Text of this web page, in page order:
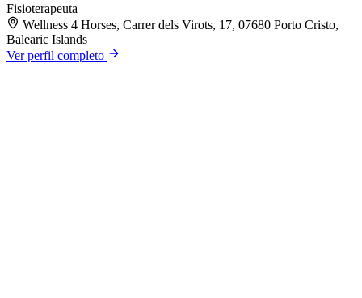
Fisioterapeuta
Wellness 4 Horses, Carrer dels Virots, 17, 07680 Porto Cristo,
Balearic Islands
Ver perfil completo